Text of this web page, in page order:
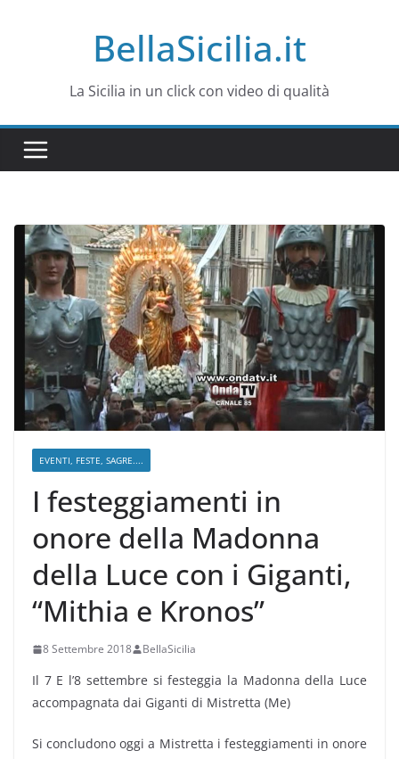
BellaSicilia.it
La Sicilia in un click con video di qualità
EVENTI, FESTE, SAGRE....
I festeggiamenti in
onore della Madonna
della Luce con i Giganti,
“Mithia e Kronos”
8 Settembre 2018 BellaSicilia
Il 7 E l’8 settembre si festeggia la Madonna della Luce
accompagnata dai Giganti di Mistretta (Me)
Si concludono oggi a Mistretta i festeggiamenti in onore